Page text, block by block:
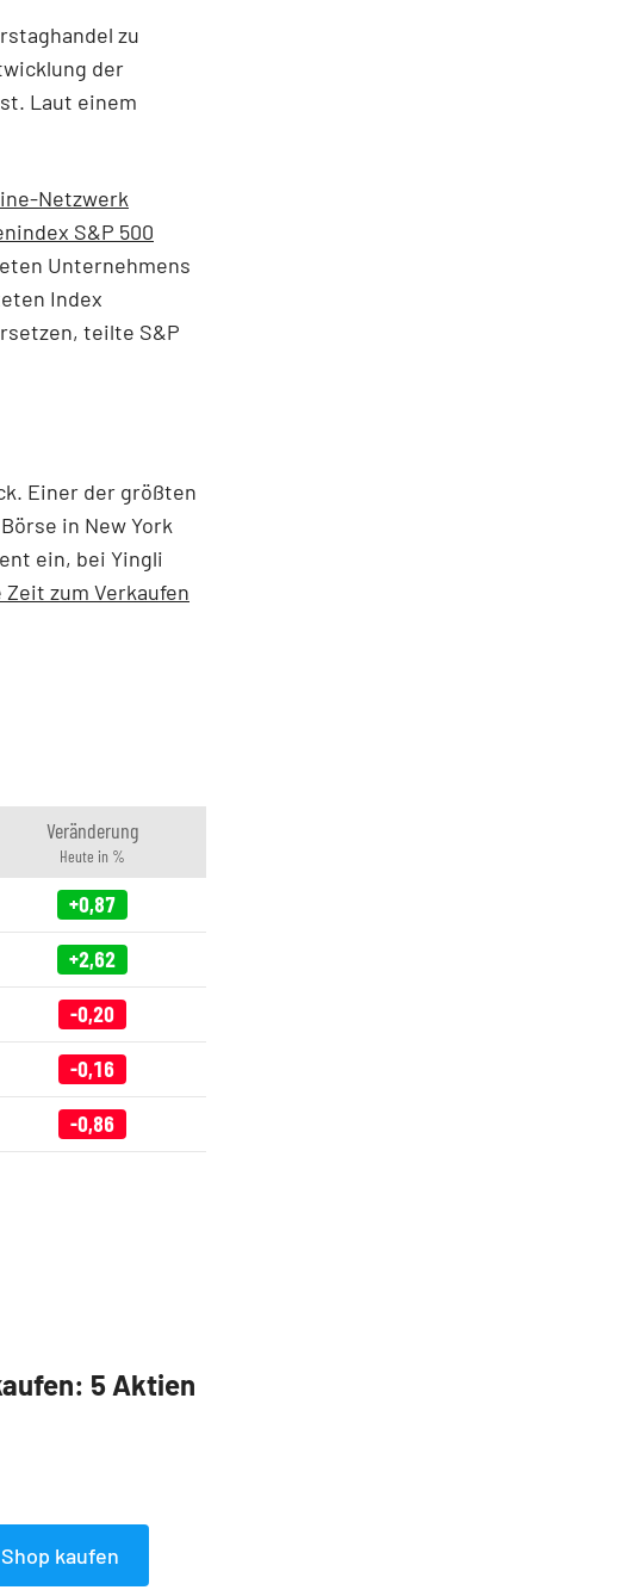
zu
der
Laut einem
Netzwerk
S&P 500
Unternehmens
Index
teilte S&P
Einer der größten
in New York
ein, bei Yingli
Zeit zum Verkaufen
Veränderung
Heute in %
+0,87
+2,62
-0,20
-0,16
-0,86
5 Aktien
kaufen